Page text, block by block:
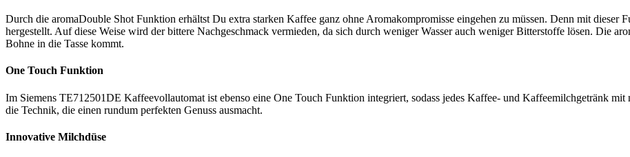
Durch die aromaDouble Shot Funktion erhältst Du extra starken Kaffee ganz ohne Aromakompromisse eingehen zu müssen. Denn mit
hergestellt. Auf diese Weise wird der bittere Nachgeschmack vermieden, da sich durch weniger Wasser auch weniger Bitterstoffe lösen. Die
Bohne in die Tasse kommt.
One Touch Funktion
Im Siemens TE712501DE Kaffeevollautomat ist ebenso eine One Touch Funktion integriert, sodass jedes Kaffee- und Kaffeemilchgetränk mit
die Technik, die einen rundum perfekten Genuss ausmacht.
Innovative Milchdüse